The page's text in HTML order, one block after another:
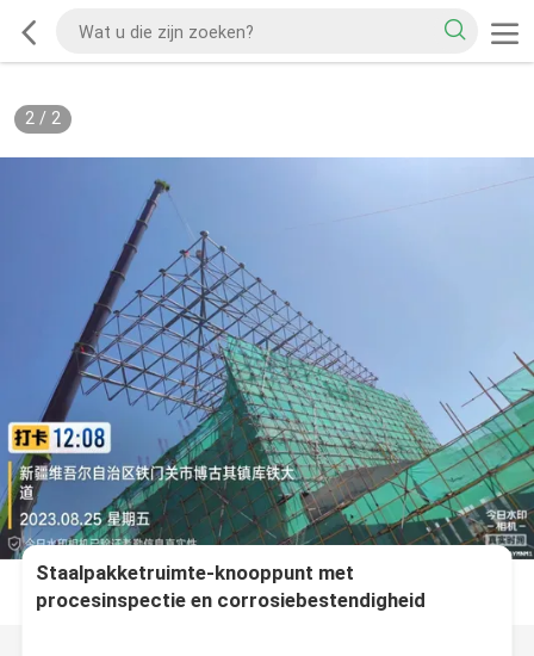
2/ 2
Staalpakketruimte-knooppunt met
procesinspectie en corrosiebestendigheid